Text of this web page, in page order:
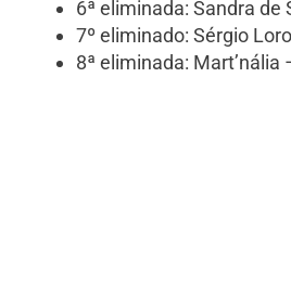
6ª eliminada: Sandra de
7º eliminado: Sérgio
8ª eliminada: Mart’nália